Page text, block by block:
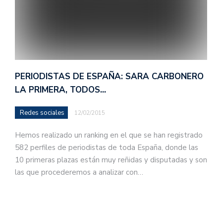
PERIODISTAS DE ESPAÑA: SARA CARBONERO
LA PRIMERA, TODOS…
Redes sociales 12/02/2015
Hemos realizado un ranking en el que se han registrado
582 perfiles de periodistas de toda España, donde las
10 primeras plazas están muy reñidas y disputadas y son
las que procederemos a analizar con…